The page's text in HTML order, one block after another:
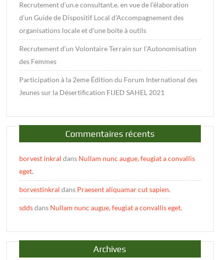
Recrutement d’un.e consultant.e. en vue de l’élaboration
d’un Guide de Dispositif Local d’Accompagnement des
organisations locale et d’une boite à outils
Recrutement d’un Volontaire Terrain sur l’Autonomisation
des Femmes
Participation à la 2eme Édition du Forum International des
Jeunes sur la Désertification FIJED SAHEL 2021
Commentaires récents
borvest inkral dans Nullam nunc augue, feugiat a convallis
eget.
borvestinkral dans Praesent aliquamar cut sapien.
sddsdans Nullam nunc augue, feugiat a convallis eget.
Archives